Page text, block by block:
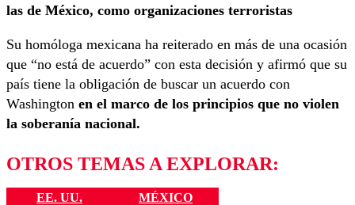
las de México, como organizaciones terroristas
Su homóloga mexicana ha reiterado en más de una ocasión
que “no está de acuerdo” con esta decisión y afirmó que su
país tiene la obligación de buscar un acuerdo con
Washington en el marco de los principios que no violen
la soberanía nacional.
OTROS TEMAS A EXPLORAR:
EE. UU. MÉXICO